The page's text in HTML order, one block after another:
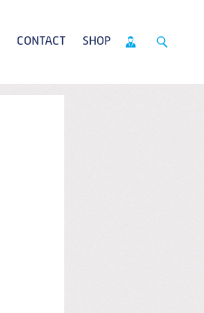
CONTACT SHOP